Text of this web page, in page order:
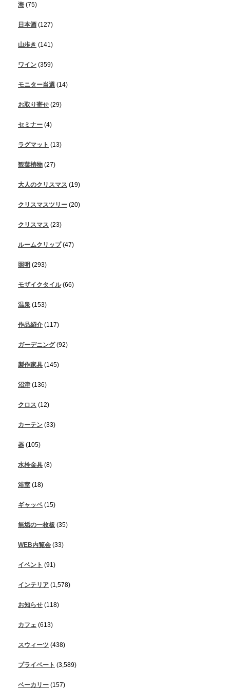
海 (75)
日本酒 (127)
山歩き (141)
ワイン (359)
モニター当選 (14)
お取り寄せ (29)
セミナー (4)
ラグマット (13)
観葉植物 (27)
大人のクリスマス (19)
クリスマスツリー (20)
クリスマス (23)
ルームクリップ(47)
照明 (293)
モザイクタイル(66)
温泉 (153)
作品紹介 (117)
ガーデニング(92)
製作家具 (145)
沼津 (136)
クロス (12)
カーテン (33)
器 (105)
水栓金具 (8)
浴室 (18)
ギャッベ (15)
無垢の一枚板 (35)
WEB内覧会 (33)
イベント (91)
インテリア (1,578)
お知らせ (118)
カフェ (613)
スウィーツ (438)
プライベート (3,589)
ベーカリー (157)